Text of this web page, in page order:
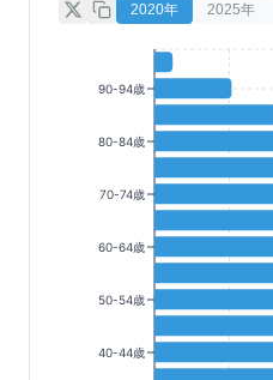
2020年 2025年
90-94歳
80-84歳
70-74歳
60-64歳
50-54歳
40-44歳